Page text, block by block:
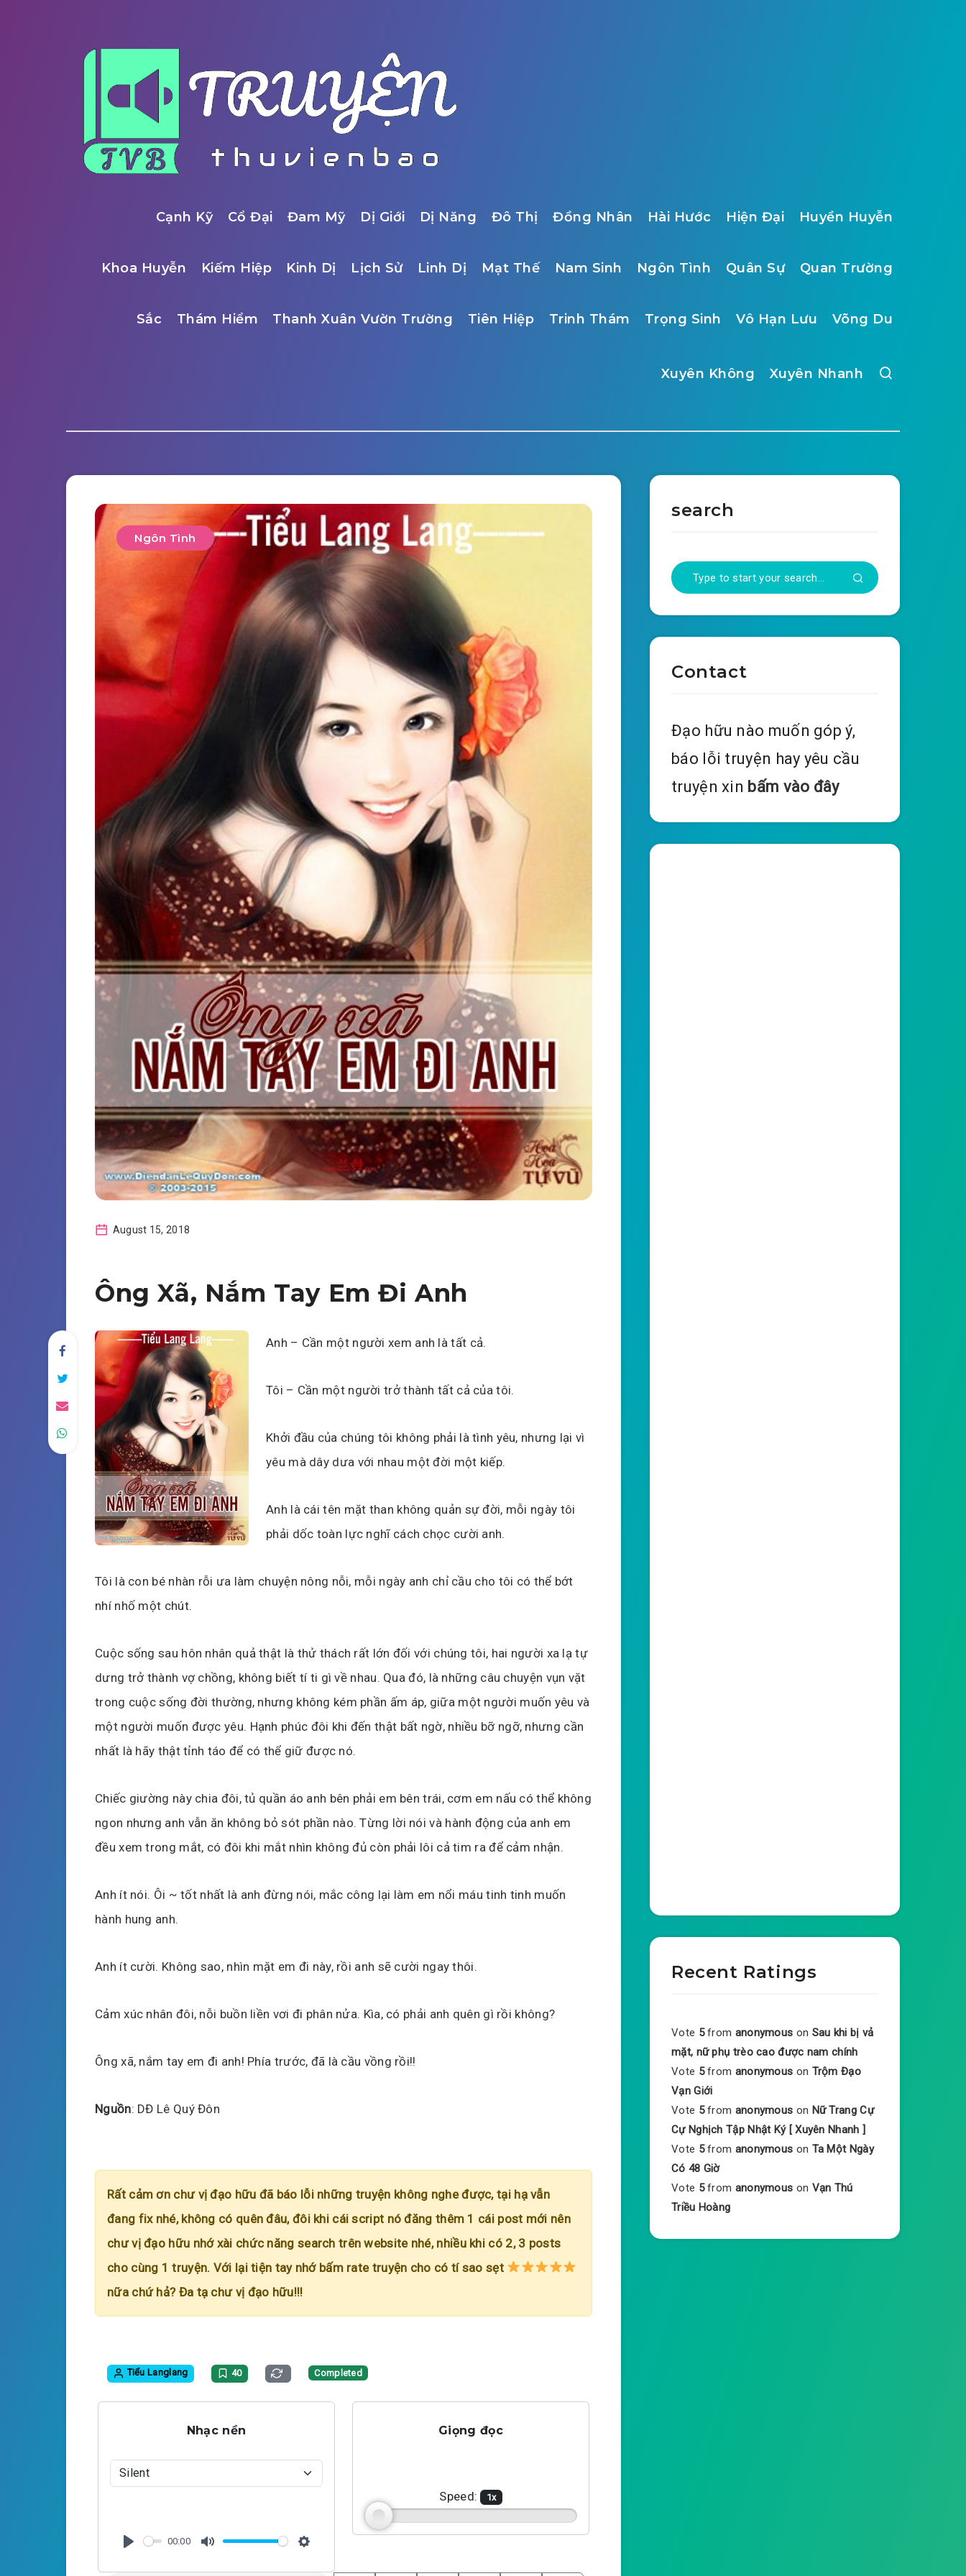
Cạnh Kỹ Cổ Đại Đam Mỹ Dị Giới Dị Năng Đô Thị Đồng Nhân Hài Hước Hiện Đại Huyền Huyễn
Khoa Huyễn Kiếm Hiệp Kinh Dị Lịch Sử Linh Dị Mạt Thế Nam Sinh Ngôn Tình Quân Sự Quan Trường
Sắc Thám Hiểm Thanh Xuân Vườn Trường Tiên Hiệp Trinh Thám Trọng Sinh Vô Hạn Lưu Võng Du
Xuyên Không Xuyên Nhanh
Ngôn Tình
August 15, 2018
Ông Xã, Nắm Tay Em Đi Anh
Anh – Cần một người xem anh là tất cả.
Tôi – Cần một người trở thành tất cả của tôi.
Khởi đầu của chúng tôi không phải là tình yêu, nhưng lại vì
yêu mà dây dưa với nhau một đời một kiếp.
Anh là cái tên mặt than không quản sự đời, mỗi ngày tôi
phải dốc toàn lực nghĩ cách chọc cười anh.
Tôi là con bé nhàn rỗi ưa làm chuyện nông nỗi, mỗi ngày anh chỉ cầu cho tôi có thể bớt
nhí nhố một chút.
Cuộc sống sau hôn nhân quả thật là thử thách rất lớn đối với chúng tôi, hai người xa lạ tự
dưng trở thành vợ chồng, không biết tí ti gì về nhau. Qua đó, là những câu chuyện vụn vặt
trong cuộc sống đời thường, nhưng không kém phần ấm áp, giữa một người muốn yêu và
một người muốn được yêu. Hạnh phúc đôi khi đến thật bất ngờ, nhiều bỡ ngỡ, nhưng cần
nhất là hãy thật tỉnh táo để có thể giữ được nó.
Chiếc giường này chia đôi, tủ quần áo anh bên phải em bên trái, cơm em nấu có thể không
ngon nhưng anh vẫn ăn không bỏ sót phần nào. Từng lời nói và hành động của anh em
đều xem trong mắt, có đôi khi mắt nhìn không đủ còn phải lôi cả tim ra để cảm nhận.
Anh ít nói. Ôi ~ tốt nhất là anh đừng nói, mắc công lại làm em nổi máu tinh tinh muốn
hành hung anh.
Anh ít cười. Không sao, nhìn mặt em đi này, rồi anh sẽ cười ngay thôi.
Cảm xúc nhân đôi, nỗi buồn liền vơi đi phân nửa. Kìa, có phải anh quên gì rồi không?
Ông xã, nắm tay em đi anh! Phía trước, đã là cầu vồng rồi!!
Nguồn: DĐ Lê Quý Đôn
Rất cảm ơn chư vị đạo hữu đã báo lỗi những truyện không nghe được, tại hạ vẫn
đang fix nhé, không có quên đâu, đôi khi cái script nó đăng thêm 1 cái post mới nên
chư vị đạo hữu nhớ xài chức năng search trên website nhé, nhiều khi có 2, 3 posts
cho cùng 1 truyện. Với lại tiện tay nhớ bấm rate truyện cho có tí sao sẹt
nữa chứ hả? Đa tạ chư vị đạo hữu!!!
Tiểu Langlang 40 Completed
Nhạc nền
00:00
Giọng đọc
Speed: 1x
search
Contact
Đạo hữu nào muốn góp ý,
báo lỗi truyện hay yêu cầu
truyện xin bấm vào đây
Recent Ratings
Vote 5 from anonymous on Sau khi bị vả
mặt, nữ phụ trèo cao được nam chính
Vote 5 from anonymous on Trộm Đạo
Vạn Giới
Vote 5 from anonymous on Nữ Trang Cự
Cự Nghịch Tập Nhật Ký [ Xuyên Nhanh ]
Vote 5 from anonymous on Ta Một Ngày
Có 48 Giờ
Vote 5 from anonymous on Vạn Thú
Triều Hoàng